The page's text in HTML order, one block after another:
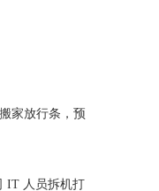
家放行条，预
IT 人员拆机打